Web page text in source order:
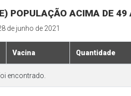
POPULAÇÃO ACIMA DE 49
de junho de 2021
Vacina Quantidade
encontrado.